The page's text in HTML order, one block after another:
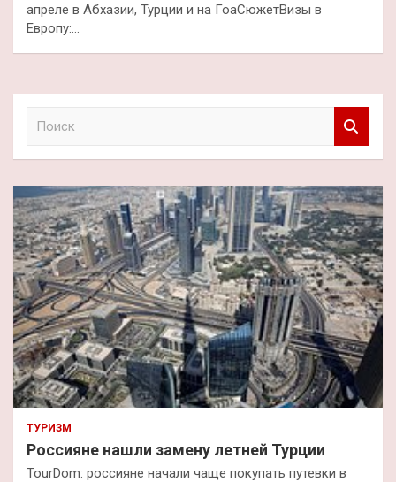
апреле в Абхазии, Турции и на ГоаСюжетВизы в
Европу:…
к
ТУРИЗМ
Россияне нашли замену летней Турции
TourDom: россияне начали чаще покупать путевки в